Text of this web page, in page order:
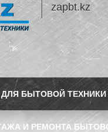
zapbt.kz
БЫТОВОЙ ТЕХНИКИ
И РЕМОНТА